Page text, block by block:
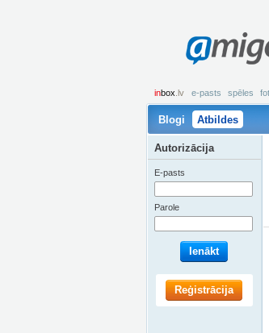
inbox .lv e-pasts spēles
Blogi Atbildes
Autorizācija
E-pasts
Parole
Ienākt
Reģistrācija